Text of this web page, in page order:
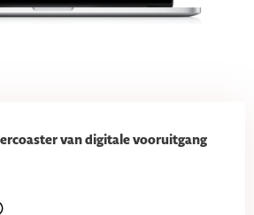
van digitale vooruitgang